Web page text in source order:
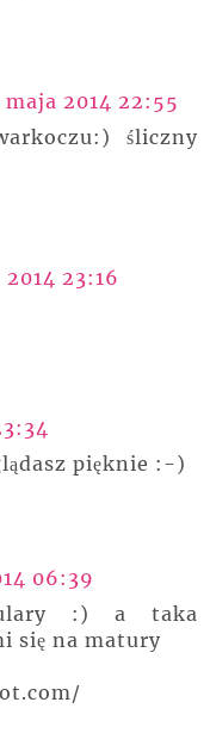
maja 2014 22:55
śliczny
23:16
pięknie :-)
06:39
:) a taka
się na matury